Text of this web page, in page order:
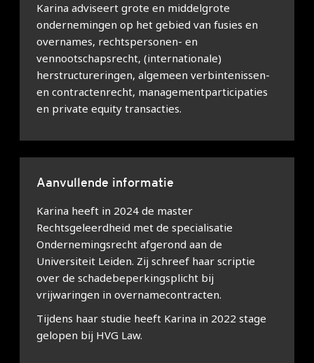
Karina adviseert grote en middelgrote
ondernemingen op het gebied van fusies en
overnames, rechtspersonen- en
vennootschapsrecht, (internationale)
herstructureringen, algemeen verbintenissen-
en contractenrecht, managementparticipaties
en private equity transacties.
Aanvullende informatie
Karina heeft in 2024 de master
Rechtsgeleerdheid met de specialisatie
Ondernemingsrecht afgerond aan de
Universiteit Leiden. Zij schreef haar scriptie
over de schadebeperkingsplicht bij
vrijwaringen in overnamecontracten.
Tijdens haar studie heeft Karina in 2022 stage
gelopen bij HVG Law.